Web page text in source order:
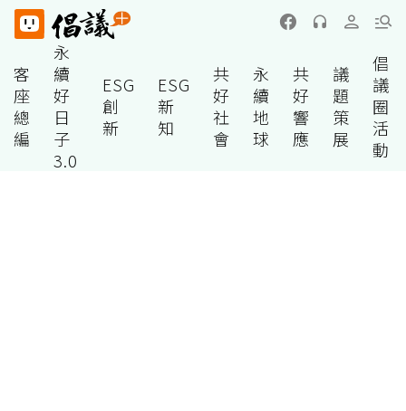
客
座
總
編
永
續
好
日
子
3.0
ESG
創
新
ESG
新
知
共
好
社
會
永
續
地
球
共
好
響
應
議
題
策
展
倡
議
圈
活
動